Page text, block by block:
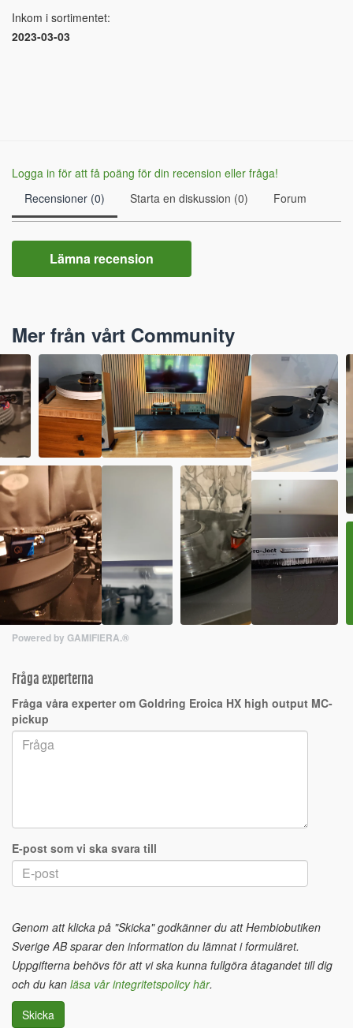
Inkom i sortimentet:
2023-03-03
Logga in för att få poäng för din recension eller fråga!
Recensioner (0)
Starta en diskussion (0) Forum
Lämna recension
Mer från vårt Community
Powered by GAMIFIERA.®
Fråga experterna
Fråga våra experter om Goldring Eroica HX high output MC-
pickup
E-post som vi ska svara till
Genom att klicka på "Skicka" godkänner du att Hembiobutiken
Sverige AB sparar den information du lämnat i formuläret.
Uppgifterna behövs för att vi ska kunna fullgöra åtagandet till dig
och du kan läsa vår integritetspolicy här.
Skicka